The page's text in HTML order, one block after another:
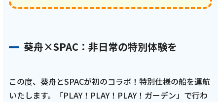
葵舟×SPAC：非日常の特別体験を
この度、葵舟とSPACが初のコラボ！特別仕様の船を運航
いたします。「PLAY！PLAY！PLAY！ガーデン」で行わ